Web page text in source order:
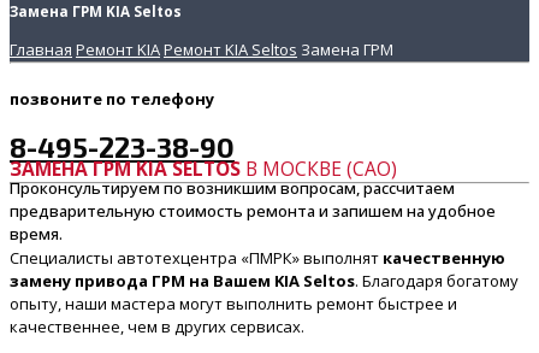
Замена ГРМ KIA Seltos
Главная Ремонт KIAРемонт KIA Seltos Замена ГРМ
позвоните по телефону
8-495-223-38-90
Проконсультируем по возникшим вопросам, рассчитаем
предварительную стоимость ремонта и запишем на удобное
время.
ЗАМЕНА ГРМ KIA SELTOS В МОСКВЕ (САО)
Специалисты автотехцентра «ПМРК» выполнят качественную
замену привода ГРМ на Вашем KIA Seltos. Благодаря богатому
опыту, наши мастера могут выполнить ремонт быстрее и
качественнее, чем в других сервисах.